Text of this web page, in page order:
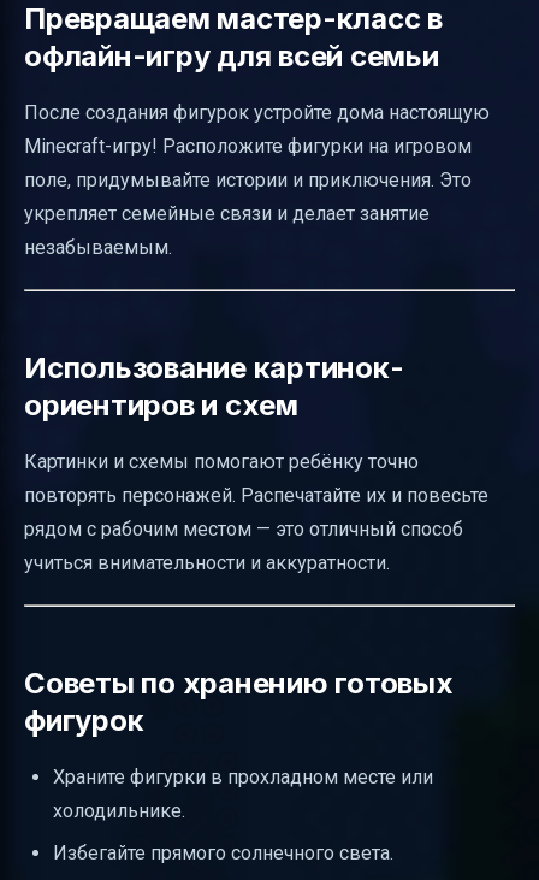
Превращаем мастер-класс в
офлайн-игру для всей семьи
После создания фигурок устройте дома настоящую
Minecraft-игру! Расположите фигурки на игровом
поле, придумывайте истории и приключения. Это
укрепляет семейные связи и делает занятие
незабываемым.
Использование картинок-
ориентиров и схем
Картинки и схемы помогают ребёнку точно
повторять персонажей. Распечатайте их и повесьте
рядом с рабочим местом — это отличный способ
учиться внимательности и аккуратности.
Советы по хранению готовых
фигурок
Храните фигурки в прохладном месте или
холодильнике.
Избегайте прямого солнечного света.